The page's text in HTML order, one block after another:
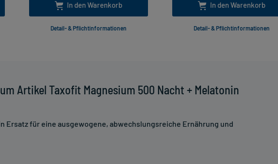
Artikel Taxofit Magnesium 500 Nacht + Melatonin
Ersatz für eine ausgewogene, abwechslungsreiche Ernährung und
In den Warenkorb
Detail- & Pflichtinformationen
In den Warenkorb
Detail- & Pflichtinformationen